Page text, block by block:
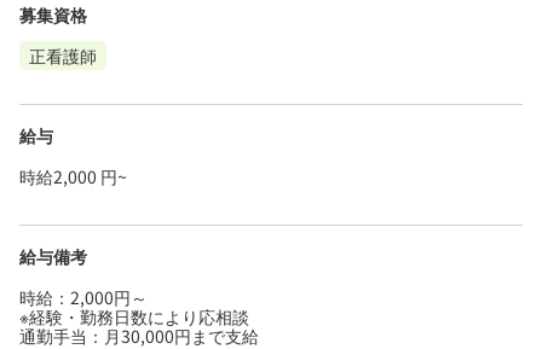
募集資格
正看護師
給与
時給2,000 円~
給与備考
時給：2,000円～
※経験・勤務日数により応相談
通勤手当：月30,000円まで支給